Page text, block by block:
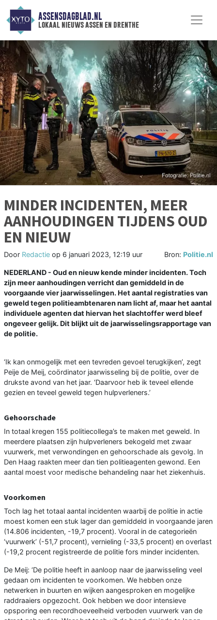
ASSENSDAGBLAD.NL
lokaal nieuws assen en drenthe
MINDER INCIDENTEN, MEER
AANHOUDINGEN TIJDENS OUD
EN NIEUW
Door Redactie op 6 januari 2023, 12:19 uur Bron: Politie.nl
NEDERLAND - Oud en nieuw kende minder incidenten. Toch
zijn meer aanhoudingen verricht dan gemiddeld in de
voorgaande vier jaarwisselingen. Het aantal registraties van
geweld tegen politieambtenaren nam licht af, maar het aantal
individuele agenten dat hiervan het slachtoffer werd bleef
ongeveer gelijk. Dit blijkt uit de jaarwisselingsrapportage van
de politie.
‘Ik kan onmogelijk met een tevreden gevoel terugkijken’, zegt
Peije de Meij, coördinator jaarwisseling bij de politie, over de
drukste avond van het jaar. ‘Daarvoor heb ik teveel ellende
gezien en teveel geweld tegen hulpverleners.’
Gehoorschade
In totaal kregen 155 politiecollega’s te maken met geweld. In
meerdere plaatsen zijn hulpverleners bekogeld met zwaar
vuurwerk, met verwondingen en gehoorschade als gevolg. In
Den Haag raakten meer dan tien politieagenten gewond. Een
aantal moest voor medische behandeling naar het ziekenhuis.
Voorkomen
Toch lag het totaal aantal incidenten waarbij de politie in actie
moest komen een stuk lager dan gemiddeld in voorgaande jaren
(14.806 incidenten, -19,7 procent). Vooral in de categorieën
‘vuurwerk’ (-51,7 procent), vernieling (-33,5 procent) en overlast
(-19,2 procent registreerde de politie fors minder incidenten.
De Meij: ‘De politie heeft in aanloop naar de jaarwisseling veel
gedaan om incidenten te voorkomen. We hebben onze
netwerken in buurten en wijken aangesproken en mogelijke
raddraaiers opgezocht. Ook hebben we door intensieve
opsporing een recordhoeveelheid verboden vuurwerk van de